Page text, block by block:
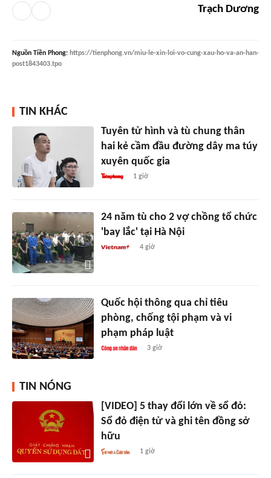
Trạch Dương
Nguồn Tiền Phong: https://tienphong.vn/miu-le-xin-loi-vo-cung-xau-ho-va-an-han-
post1843403.tpo
TIN KHÁC
Tuyên tử hình và tù chung thân
hai kẻ cầm đầu đường dây ma túy
xuyên quốc gia
1 giờ
24 năm tù cho 2 vợ chồng tổ chức
'bay lắc' tại Hà Nội
4 giờ
Quốc hội thông qua chỉ tiêu
phòng, chống tội phạm và vi
phạm pháp luật
3 giờ
TIN NÓNG
[VIDEO] 5 thay đổi lớn về sổ đỏ:
Sổ đỏ điện tử và ghi tên đồng sở
hữu
1 giờ